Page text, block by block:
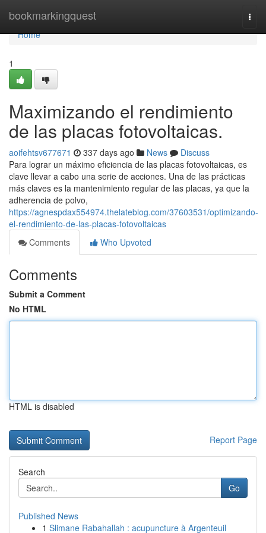
bookmarkingquest
Home
Home
1
Maximizando el rendimiento
de las placas fotovoltaicas.
aoifehtsv677671 337 days ago News
Discuss
Para lograr un máximo eficiencia de las placas fotovoltaicas, es
clave llevar a cabo una serie de acciones. Una de las prácticas
más claves es la mantenimiento regular de las placas, ya que la
adherencia de polvo,
https://agnespdax554974.thelateblog.com/37603531/optimizando-
el-rendimiento-de-las-placas-fotovoltaicas
Comments
Who Upvoted
Comments
Submit a Comment
No HTML
HTML is disabled
Report Page
Search
Go
Published News
1 Slimane Rabahallah : acupuncture à Argenteuil